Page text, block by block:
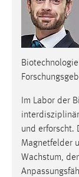
Im Labor der
und erforscht.
Magnetfelder
Wachstum,